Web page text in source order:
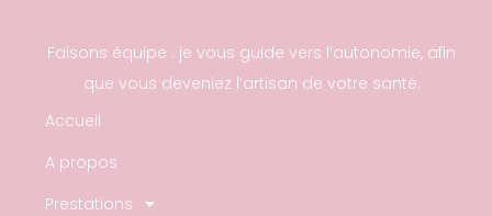
Faisons équipe : je vous guide vers l’autonomie, afin
que vous deveniez l’artisan de votre santé.
Accueil
A propos
Prestations